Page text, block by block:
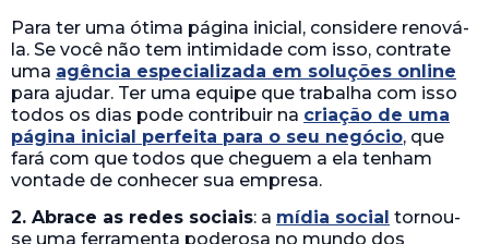
Para ter uma ótima página inicial, considere renová-
la. Se você não tem intimidade com isso, contrate
uma agência especializada em soluções online
para ajudar. Ter uma equipe que trabalha com isso
todos os dias pode contribuir na criação de uma
página inicial perfeita para o seu negócio, que
fará com que todos que cheguem a ela tenham
vontade de conhecer sua empresa.
2. Abrace as redes sociais: a mídia social tornou-
se uma ferramenta poderosa no mundo dos